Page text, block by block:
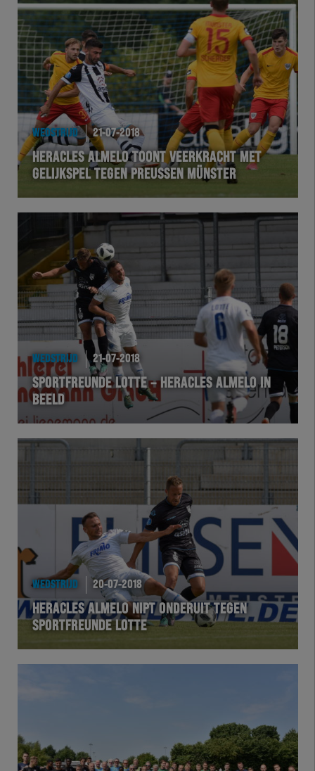
WEDSTRIJD 21-07-2018
HERACLES ALMELO TOONT VEERKRACHT MET
GELIJKSPEL TEGEN PREUSSEN MÜNSTER
WEDSTRIJD 21-07-2018
SPORTFREUNDE LOTTE – HERACLES ALMELO IN
BEELD
WEDSTRIJD 20-07-2018
HERACLES ALMELO NIPT ONDERUIT TEGEN
SPORTFREUNDE LOTTE